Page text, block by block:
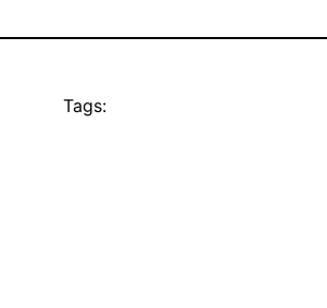
Tags: